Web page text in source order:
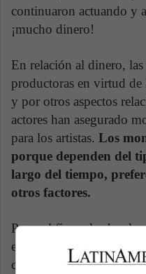
continuaron actuando y
¡mucho dinero!
En relación al dinero, las
productoras en virtud de
y por otros aspectos
actores han asegurado
para los artistas. Los
porque dependen del
largo del tiempo,
otros factores.
Pero, al fin y al cabo, lo
el objetivo del actor es
considerado una